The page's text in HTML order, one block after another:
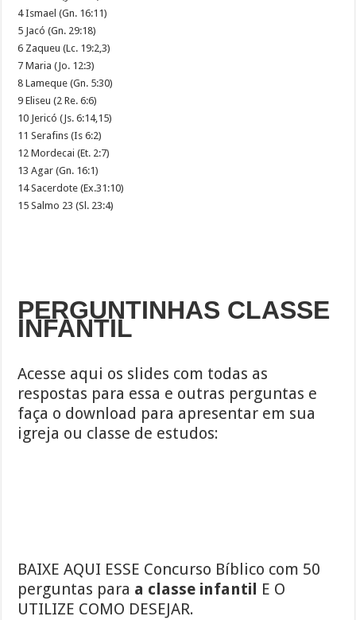
4 Ismael (Gn. 16:11)
5 Jacó (Gn. 29:18)
6 Zaqueu (Lc. 19:2,3)
7 Maria (Jo. 12:3)
8 Lameque (Gn. 5:30)
9 Eliseu (2 Re. 6:6)
10 Jericó (Js. 6:14,15)
11 Serafins (Is 6:2)
12 Mordecai (Et. 2:7)
13 Agar (Gn. 16:1)
14 Sacerdote (Ex.31:10)
15 Salmo 23 (Sl. 23:4)
PERGUNTINHAS CLASSE
INFANTIL
Acesse aqui os slides com todas as
respostas para essa e outras perguntas e
faça o download para apresentar em sua
igreja ou classe de estudos:
BAIXE AQUI ESSE Concurso Bíblico com 50
perguntas para a classe infantil E O
UTILIZE COMO DESEJAR.